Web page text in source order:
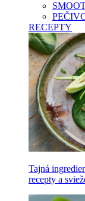
RECEPTY
Tajná
recepty a